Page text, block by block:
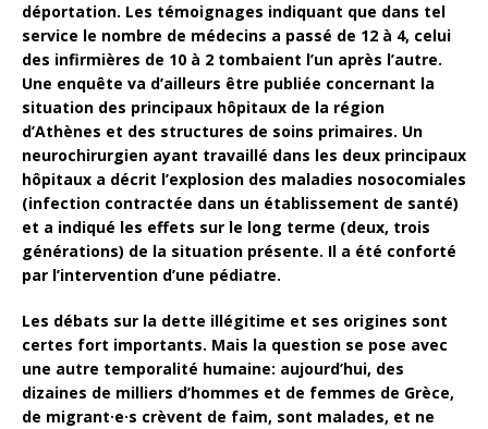
déportation. Les témoignages indiquant que dans tel
service le nombre de médecins a passé de 12 à 4, celui
des infirmières de 10 à 2 tombaient l’un après l’autre.
Une enquête va d’ailleurs être publiée concernant la
situation des principaux hôpitaux de la région
d’Athènes et des structures de soins primaires. Un
neurochirurgien ayant travaillé dans les deux principaux
hôpitaux a décrit l’explosion des maladies nosocomiales
(infection contractée dans un établissement de santé)
et a indiqué les effets sur le long terme (deux, trois
générations) de la situation présente. Il a été conforté
par l’intervention d’une pédiatre.
Les débats sur la dette illégitime et ses origines sont
certes fort importants. Mais la question se pose avec
une autre temporalité humaine: aujourd’hui, des
dizaines de milliers d’hommes et de femmes de Grèce,
de migrant·e·s crèvent de faim, sont malades, et ne